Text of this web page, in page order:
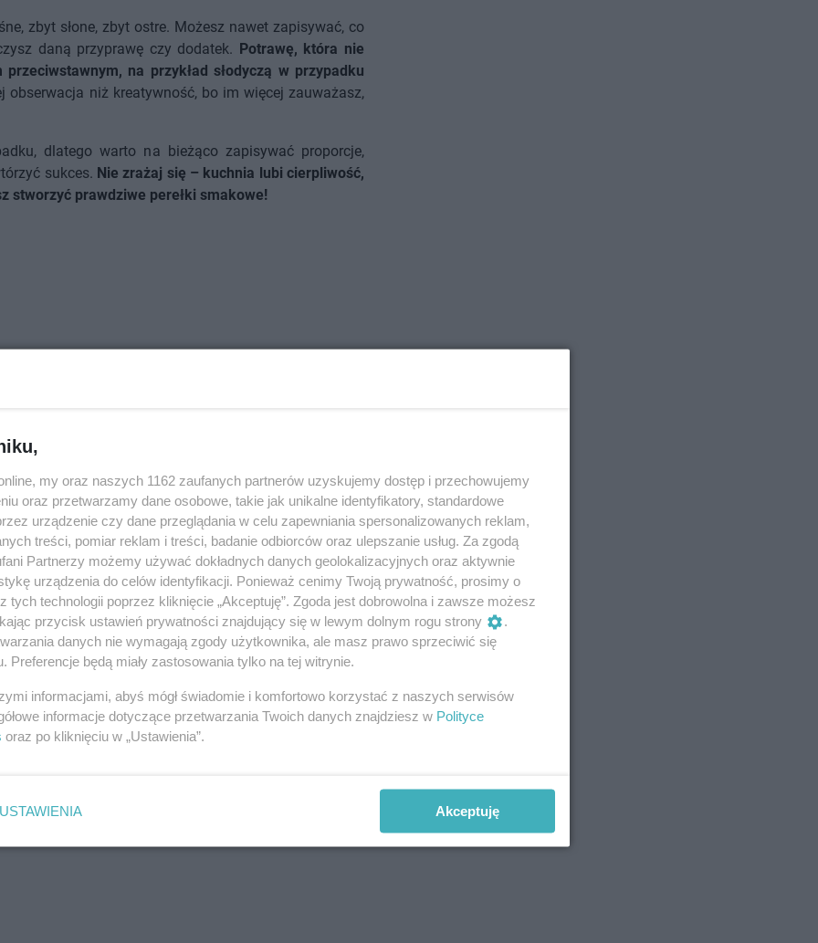
zbyt słone, zbyt ostre. Możesz nawet zapisywać, co
daną przyprawę czy dodatek. Potrawę, która nie
na przykład słodyczą w przypadku
obserwacja niż kreatywność, bo im więcej zauważasz,
dlatego warto na bieżąco zapisywać proporcje,
sukces. Nie zrażaj się – kuchnia lubi cierpliwość,
stworzyć prawdziwe perełki smakowe!
nas w Google News
my oraz naszych 1162 zaufanych partnerów uzyskujemy dostęp i przechowujemy
oraz przetwarzamy dane osobowe, takie jak unikalne identyfikatory, standardowe
urządzenie czy dane przeglądania w celu zapewniania spersonalizowanych reklam,
treści, pomiar reklam i treści, badanie odbiorców oraz ulepszanie usług. Za zgodą
Partnerzy możemy używać dokładnych danych geolokalizacyjnych oraz aktywnie
urządzenia do celów identyfikacji. Ponieważ cenimy Twoją prywatność, prosimy o
tych technologii poprzez kliknięcie „Akceptuję”. Zgoda jest dobrowolna i zawsze możesz
przycisk ustawień prywatności znajdujący się w lewym dolnym rogu strony
.
danych nie wymagają zgody użytkownika, ale masz prawo sprzeciwić się
Preferencje będą miały zastosowania tylko na tej witrynie.
informacjami, abyś mógł świadomie i komfortowo korzystać z naszych serwisów
informacje dotyczące przetwarzania Twoich danych znajdziesz w Polityce
oraz po kliknięciu w „Ustawienia”.
USTAWIENIA Akceptuję